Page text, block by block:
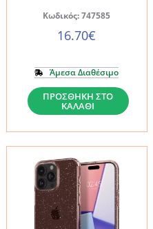
Κωδικός: 747585
16.70€
Άμεσα Διαθέσιμο
Θήκη
iPhone
15
Pro
Max
Spigen
Crystal
Hybrid
ΠΡΟΣΘΉΚΗ ΣΤΟ
ΚΑΛΆΘΙ